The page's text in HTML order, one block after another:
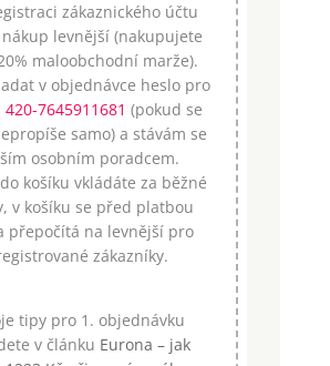
zákaznického účtu
levnější (nakupujete
maloobchodní marže).
v objednávce heslo pro
420-7645911681 (pokud se
samo) a stávám se
osobním poradcem.
košíku vkládáte za běžné
v košíku se před platbou
přepočítá na levnější pro
zákazníky.
tipy pro 1. objednávku
v článku Eurona – jak